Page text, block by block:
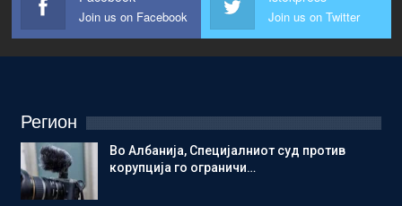
Join us on Facebook Join us on Twitter
Регион
Во Албанија, Специјалниот суд против
корупција го ограничи…